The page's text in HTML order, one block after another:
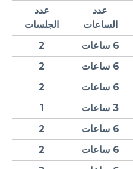
عدد
الساعات
عدد
الجلسات
6 ساعات
2
6 ساعات
2
6 ساعات
2
3 ساعات
1
6 ساعات
2
6 ساعات
2